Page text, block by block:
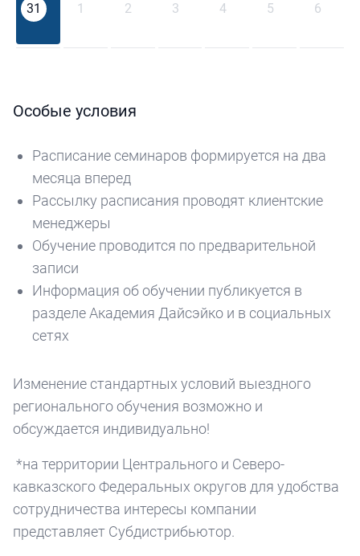
31 1 2 3 4 5 6
Особые условия
Расписание семинаров формируется на два
месяца вперед
Рассылку расписания проводят клиентские
менеджеры
Обучение проводится по предварительной
записи
Информация об обучении публикуется в
разделе Академия Дайсэйко и в социальных
сетях
Изменение стандартных условий выездного
регионального обучения возможно и
обсуждается индивидуально!
*на территории Центрального и Северо-
кавказского Федеральных округов для удобства
сотрудничества интересы компании
представляет Субдистрибьютор.